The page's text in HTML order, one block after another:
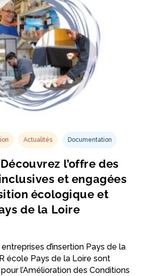
Actualités Documentation
l’offre des
et engagées
écologique et
de la Loire
d’insertion Pays de la
école Pays de la Loire sont
l’Amélioration des Conditions